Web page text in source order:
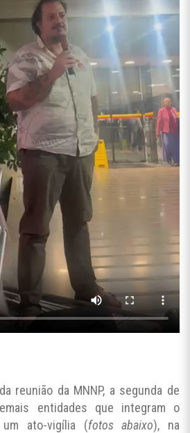
reunião da MNNP, a segunda de
entidades que integram o
um ato-vigília (fotos abaixo), na